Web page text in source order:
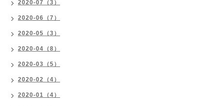
2020-07（3）
2020-06（7）
2020-05（3）
2020-04（8）
2020-03（5）
2020-02（4）
2020-01（4）